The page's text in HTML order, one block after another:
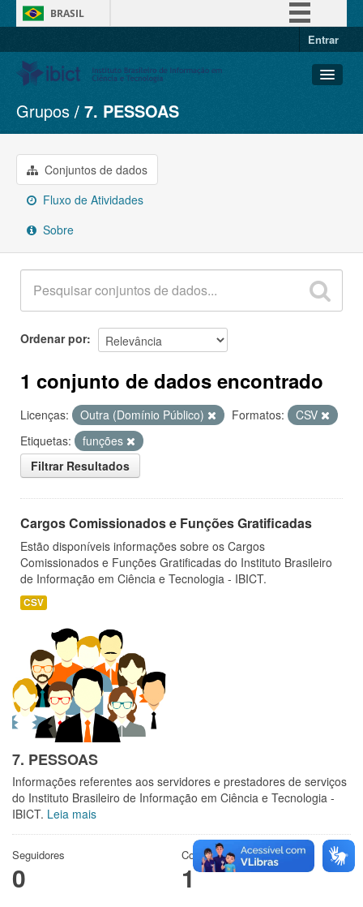
BRASIL
Entrar
Conjuntos de dados
Organizações
Grupos
Sobre
Grupos 7. PESSOAS
Conjuntos de dados
Fluxo de Atividades
Sobre
Ordenar por
1 conjunto de dados encontrado
Licenças: Outra (Domínio Público) Formatos:
CSV
Etiquetas:
funções
Filtrar Resultados
Cargos Comissionados e Funções Gratificadas
Estão disponíveis informações sobre os Cargos
Comissionados e Funções Gratificadas do Instituto Brasileiro
de Informação em Ciência e Tecnologia - IBICT.
CSV
7. PESSOAS
Informações referentes aos servidores e prestadores de serviços
do Instituto Brasileiro de Informação em Ciência e Tecnologia -
IBICT. Leia mais
Seguidores
0
Conjuntos de dados
1